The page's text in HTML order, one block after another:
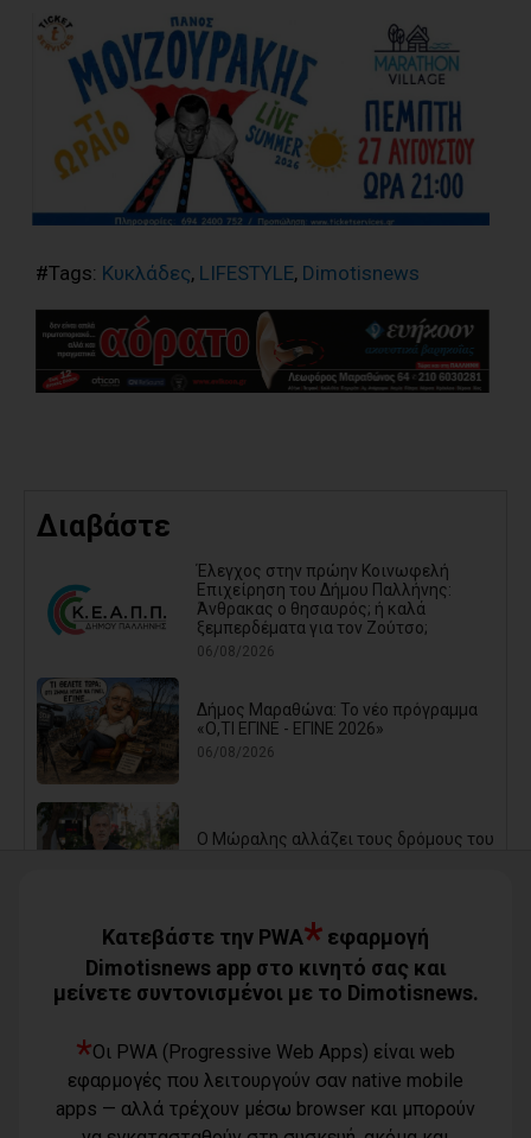
#Tags: Κυκλάδες, LIFESTYLE, Dimotisnews
Διαβάστε
Έλεγχος στην πρώην Κοινωφελή
Επιχείρηση του Δήμου Παλλήνης:
Άνθρακας ο θησαυρός; ή καλά
ξεμπερδέματα για τον Ζούτσο;
06/08/2026
Δήμος Μαραθώνα: Το νέο πρόγραμμα
«Ο,ΤΙ ΕΓΙΝΕ - ΕΓΙΝΕ 2026»
06/08/2026
Ο Μώραλης αλλάζει τους δρόμους του
Οι μηνύσεις που φέρνουν σε δύσκολη
θέση αιρετό των νοτίων προαστίων
06/08/2026
Τίγκα στα ξερά χόρτα ο Διόνυσος,
«άφαντη» η Δημοτική Αρχή
06/08/2026
Κατεβάστε την PWA* εφαρμογή
Dimotisnews app στο κινητό σας και
μείνετε συντονισμένοι με το Dimotisnews.
*Οι PWA (Progressive Web Apps) είναι web
εφαρμογές που λειτουργούν σαν native mobile
apps — αλλά τρέχουν μέσω browser και μπορούν